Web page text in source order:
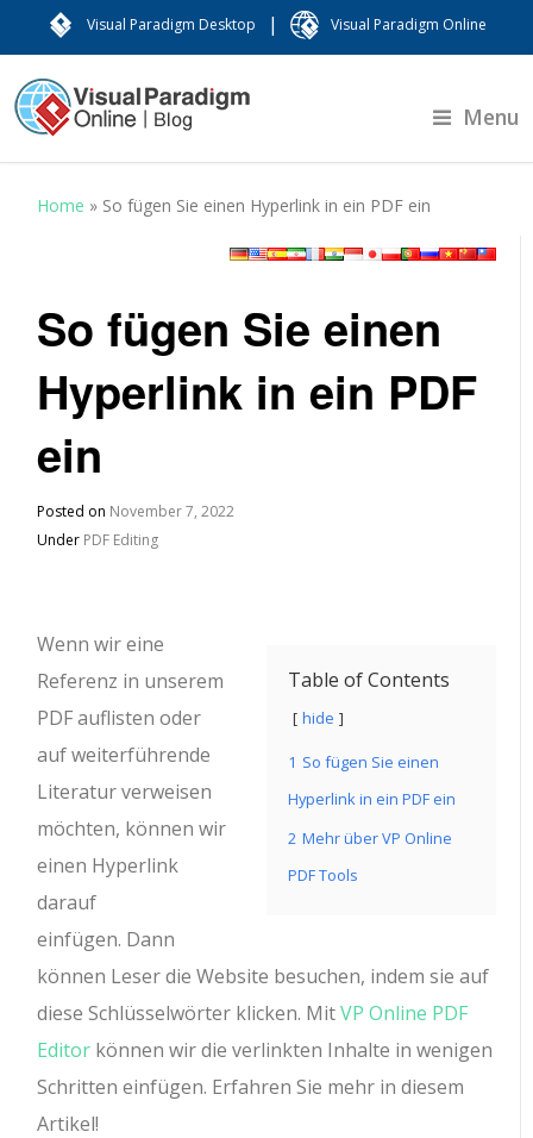
Visual Paradigm Desktop | Visual Paradigm Online
Menu
Home » So fügen Sie einen Hyperlink in ein PDF ein
So fügen Sie einen
Hyperlink in ein PDF
ein
Posted on November 7, 2022
Under PDF Editing
Table of Contents
hide
1 So fügen Sie einen
Hyperlink in ein PDF ein
2 Mehr über VP Online
PDF Tools
Wenn wir eine
Referenz in unserem
PDF auflisten oder
auf weiterführende
Literatur verweisen
möchten, können wir
einen Hyperlink
darauf
einfügen. Dann
können Leser die Website besuchen, indem sie auf
diese Schlüsselwörter klicken. MitVP Online PDF
Editor können wir die verlinkten Inhalte in wenigen
Schritten einfügen. Erfahren Sie mehr in diesem
Artikel!